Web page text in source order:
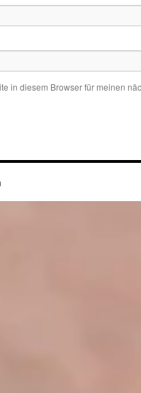
in diesem Browser für meinen